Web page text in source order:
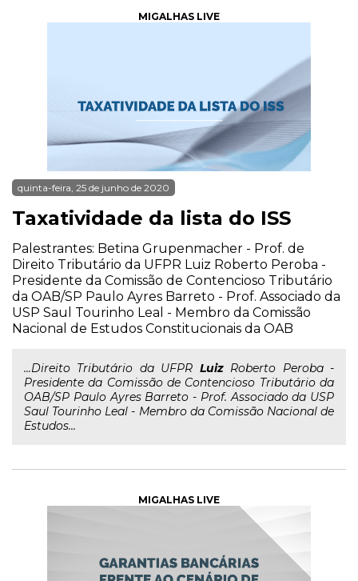
MIGALHAS LIVE
quinta-feira, 25 de junho de 2020
Taxatividade da lista do ISS
Palestrantes: Betina Grupenmacher - Prof. de
Direito Tributário da UFPR Luiz Roberto Peroba -
Presidente da Comissão de Contencioso Tributário
da OAB/SP Paulo Ayres Barreto - Prof. Associado da
USP Saul Tourinho Leal - Membro da Comissão
Nacional de Estudos Constitucionais da OAB
...Direito Tributário da UFPR LuizRoberto Peroba -
Presidente da Comissão de Contencioso Tributário da
OAB/SP Paulo Ayres Barreto - Prof. Associado da USP
Saul Tourinho Leal - Membro da Comissão Nacional de
Estudos...
MIGALHAS LIVE